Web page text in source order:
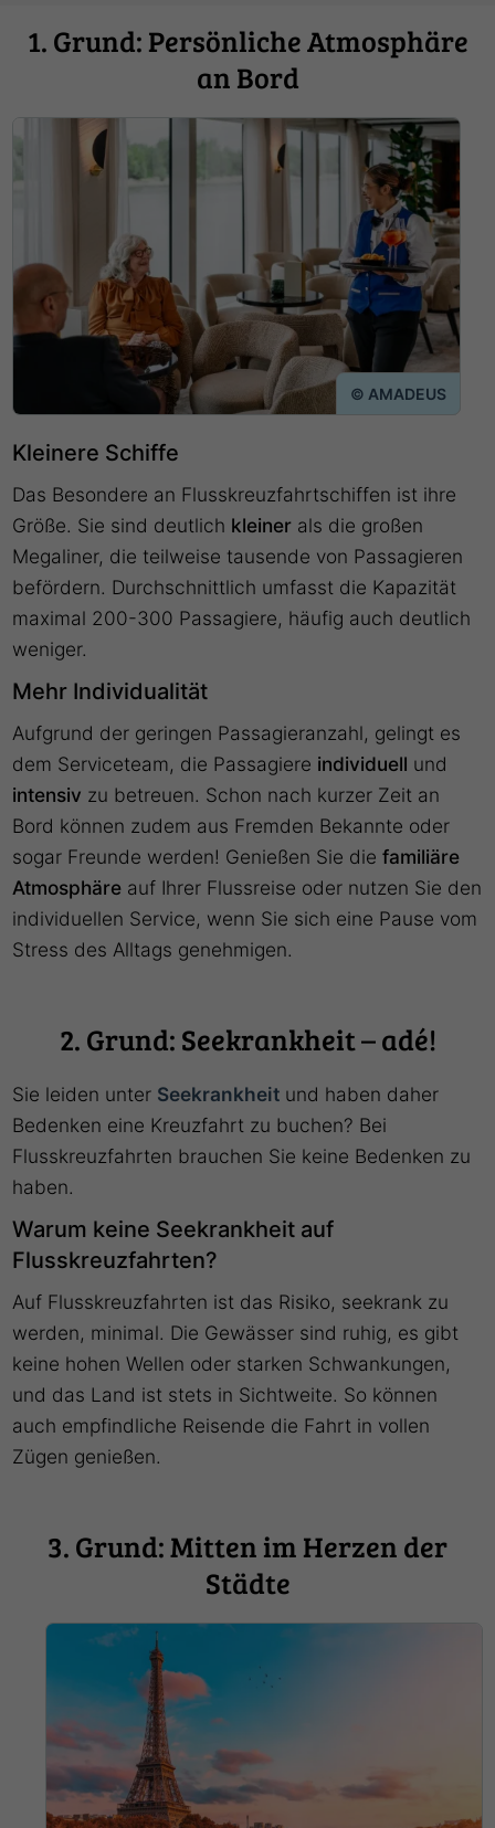
1. Grund: Persönliche Atmosphäre
an Bord
© AMADEUS
Kleinere Schiffe
Das Besondere an Flusskreuzfahrtschiffen ist ihre
Größe. Sie sind deutlich kleiner als die großen
Megaliner, die teilweise tausende von Passagieren
befördern. Durchschnittlich umfasst die Kapazität
maximal 200-300 Passagiere, häufig auch deutlich
weniger.
Mehr Individualität
Aufgrund der geringen Passagieranzahl, gelingt es
dem Serviceteam, die Passagiere individuell und
intensiv zu betreuen. Schon nach kurzer Zeit an
Bord können zudem aus Fremden Bekannte oder
sogar Freunde werden! Genießen Sie diefamiliäre
Atmosphäre auf Ihrer Flussreise oder nutzen Sie den
individuellen Service, wenn Sie sich eine Pause vom
Stress des Alltags genehmigen.
2. Grund: Seekrankheit – adé!
Sie leiden unter Seekrankheit und haben daher
Bedenken eine Kreuzfahrt zu buchen? Bei
Flusskreuzfahrten brauchen Sie keine Bedenken zu
haben.
Warum keine Seekrankheit auf
Flusskreuzfahrten?
Auf Flusskreuzfahrten ist das Risiko, seekrank zu
werden, minimal. Die Gewässer sind ruhig, es gibt
keine hohen Wellen oder starken Schwankungen,
und das Land ist stets in Sichtweite. So können
auch empfindliche Reisende die Fahrt in vollen
Zügen genießen.
3. Grund: Mitten im Herzen der
Städte